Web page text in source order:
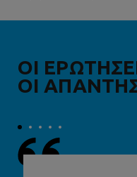
ΟΙ
ΟΙ